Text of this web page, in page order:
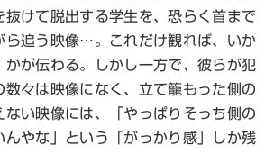
抜けて脱出する学生を、恐らく首まで
ら追う映像…。これだけ観れば、いか
かが伝わる。しかし一方で、彼らが犯
数々は映像になく、立て籠もった側の
ない映像には、「やっぱりそっち側の
んやな」という「がっかり感」しか残